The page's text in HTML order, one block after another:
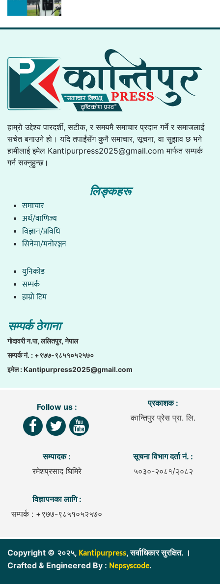
हाम्रो उद्देश्य पारदर्शी, सटीक, र समयमै समाचार प्रदान गर्ने र समाजलाई
सचेत बनाउने हो। यदि तपाईंसँग कुनै समाचार, सूचना, वा सुझाव छ भने
हामीलाई इमेल Kantipurpress2025@gmail.com मार्फत सम्पर्क
गर्न सक्नुहुन्छ।
लिङ्कहरू
समाचार
अर्थ/वाणिज्य
विज्ञान/प्रविधि
सिनेमा/मनोरञ्जन
युनिकाेड
सम्पर्क
हाम्राे टिम
सम्पर्क ठेगाना
गाेदावरी न.पा, ललितपुर, नेपाल
सम्पर्क नं. : +९७७-९८५१०५२५७०
इमेल :Kantipurpress2025@gmail.com
Follow us :
प्रकाशक :
कान्तिपुर प्रेस प्रा. लि.
सम्पादक :
रमेशप्रसाद घिमिरे
सूचना विभाग दर्ता नं. :
५०३०-२०८१/२०८२
विज्ञापनका लागि :
सम्पर्क : +९७७-९८५१०५२५७०
Copyright © २०२५, Kantipurpress, सर्वाधिकार सुरक्षित. ।
Crafted & Engineered By : Nepsyscode.